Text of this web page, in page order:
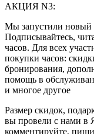
АКЦИЯ N3:
Мы запустили
Подписывайтесь,
часов. Для всех
покупки часов:
бронирования,
помощь в
и многое другое
Размер скидок,
вы провели с нами в
комментируйте,